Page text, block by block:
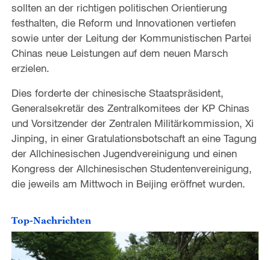
sollten an der richtigen politischen Orientierung
festhalten, die Reform und Innovationen vertiefen
sowie unter der Leitung der Kommunistischen Partei
Chinas neue Leistungen auf dem neuen Marsch
erzielen.
Dies forderte der chinesische Staatspräsident,
Generalsekretär des Zentralkomitees der KP Chinas
und Vorsitzender der Zentralen Militärkommission, Xi
Jinping, in einer Gratulationsbotschaft an eine Tagung
der Allchinesischen Jugendvereinigung und einen
Kongress der Allchinesischen Studentenvereinigung,
die jeweils am Mittwoch in Beijing eröffnet wurden.
Top-Nachrichten